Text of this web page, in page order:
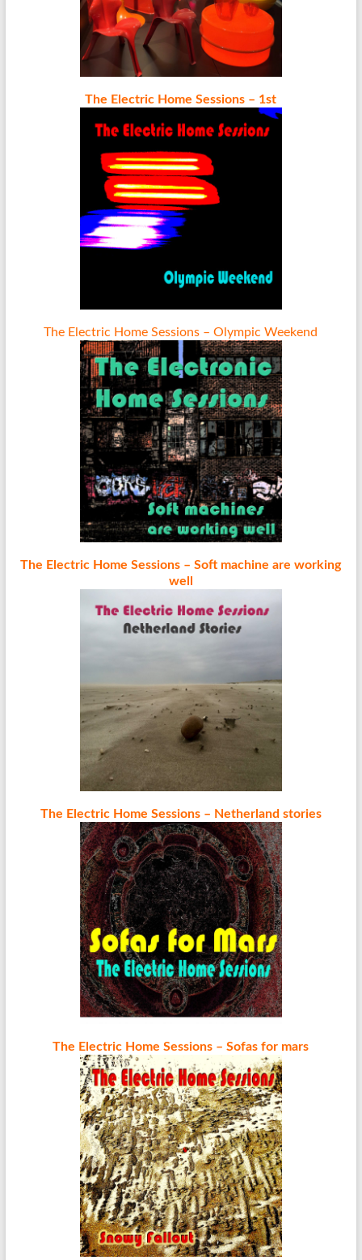
The Electric Home Sessions – 1st
The Electric Home Sessions – Olympic Weekend
The Electric Home Sessions – Soft machine are working
well
The Electric Home Sessions – Netherland stories
The Electric Home Sessions – Sofas for mars